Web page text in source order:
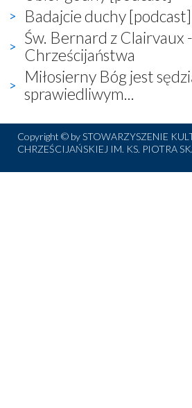
Badajcie duchy [podcast]
Św. Bernard z Clairvaux
Chrześcijaństwa
Miłosierny Bóg jest
sprawiedliwym...
Copyright © by STOWARZYSZENIE
CHRZEŚCIJAŃSKIEJ IM. KS. PIOTRA